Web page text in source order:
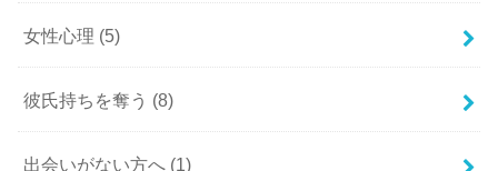
女性心理 (5)
彼氏持ちを奪う (8)
出会いがない方へ (1)